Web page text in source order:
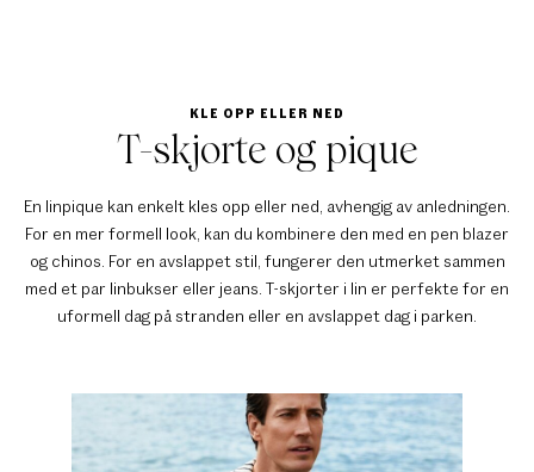
KLE OPP ELLER NED
T-skjorte og pique
En linpique kan enkelt kles opp eller ned, avhengig av anledningen.
For en mer formell look, kan du kombinere den med en pen blazer
og chinos. For en avslappet stil, fungerer den utmerket sammen
med et par linbukser eller jeans. T-skjorter i lin er perfekte for en
uformell dag på stranden eller en avslappet dag i parken.